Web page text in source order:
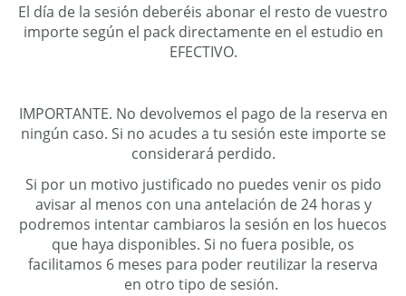
El día de la sesión deberéis abonar el resto de vuestro
importe según el pack directamente en el estudio en
EFECTIVO.
IMPORTANTE. No devolvemos el pago de la reserva en
ningún caso. Si no acudes a tu sesión este importe se
considerará perdido.
Si por un motivo justificado no puedes venir os pido
avisar al menos con una antelación de 24 horas y
podremos intentar cambiaros la sesión en los huecos
que haya disponibles. Si no fuera posible, os
facilitamos 6 meses para poder reutilizar la reserva
en otro tipo de sesión.